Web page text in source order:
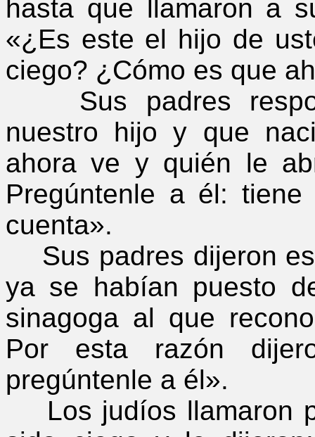
hasta que llamaron a
«¿Es este el hijo de
ciego? ¿Cómo es que
Sus padres
nuestro hijo y que
ahora ve y quién le
Pregúntenle a él:
cuenta».
Sus padres dijeron
ya se habían puesto
sinagoga al que
Por esta razón
pregúntenle a él».
Los judíos llamaron